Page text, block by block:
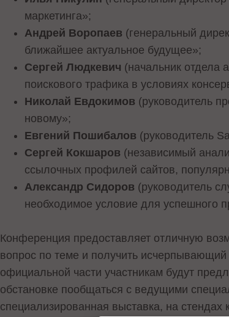
маркетинга»;
Андрей Воропаев (генеральный
ближайшее актуальное будущее»;
Сергей Людкевич (начальник отдела
поискового трафика в условиях
Николай Евдокимов (руководитель
новому»;
Евгений Пошибалов (руководитель
Сергей Кокшаров (независимый
ссылочных профилей сайтов,
Александр Сидоров (руководитель
необходимое условие для успешного
Конференция предоставляет отличную
вопрос по теме и получить
официальной части участникам будут
обстановке пообщаться с ведущими
специализированная выставка, на стендах